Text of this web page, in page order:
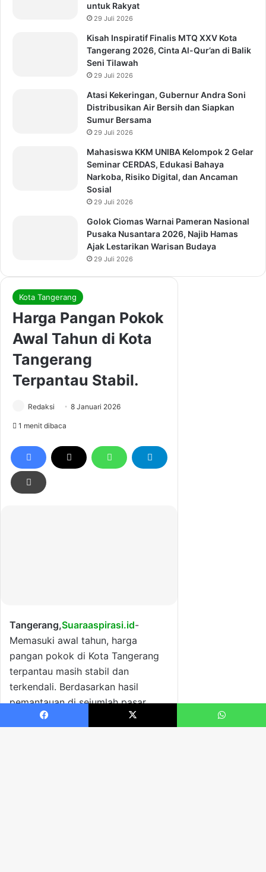
untuk Rakyat
29 Juli 2026
Kisah Inspiratif Finalis MTQ XXV Kota
Tangerang 2026, Cinta Al-Qur’an di Balik
Seni Tilawah
29 Juli 2026
Atasi Kekeringan, Gubernur Andra Soni
Distribusikan Air Bersih dan Siapkan
Sumur Bersama
29 Juli 2026
Mahasiswa KKM UNIBA Kelompok 2 Gelar
Seminar CERDAS, Edukasi Bahaya
Narkoba, Risiko Digital, dan Ancaman
Sosial
29 Juli 2026
Golok Ciomas Warnai Pameran Nasional
Pusaka Nusantara 2026, Najib Hamas
Ajak Lestarikan Warisan Budaya
29 Juli 2026
Facebook X WhatsApp